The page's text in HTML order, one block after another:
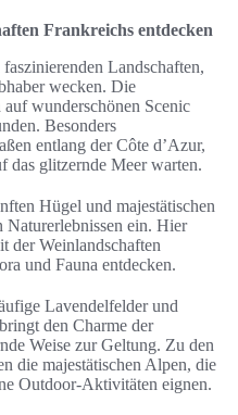
Frankreichs entdecken
Landschaften,
wecken. Die
wunderschönen Scenic
Besonders
entlang der Côte d’Azur,
das glitzernde Meer warten.
Hügel und majestätischen
Naturerlebnissen ein. Hier
der Weinlandschaften
und Fauna entdecken.
Lavendelfelder und
den Charme der
Weise zur Geltung. Zu den
die majestätischen Alpen, die
Outdoor-Aktivitäten eignen.